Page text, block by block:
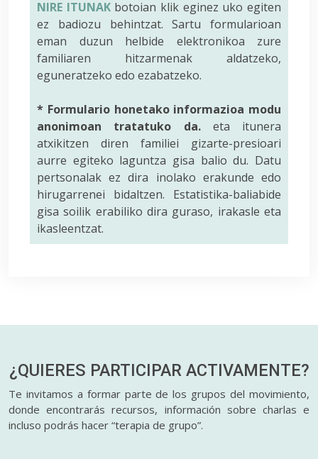
NIRE ITUNAKbotoian klik eginez uko egiten
ez badiozu behintzat. Sartu formularioan
eman duzun helbide elektronikoa zure
familiaren hitzarmenak aldatzeko,
eguneratzeko edo ezabatzeko.
* Formulario honetako informazioa modu
anonimoan tratatuko da.eta itunera
atxikitzen diren familiei gizarte-presioari
aurre egiteko laguntza gisa balio du. Datu
pertsonalak ez dira inolako erakunde edo
hirugarrenei bidaltzen. Estatistika-baliabide
gisa soilik erabiliko dira guraso, irakasle eta
ikasleentzat.
¿QUIERES PARTICIPAR ACTIVAMENTE?
Te invitamos a formar parte de los grupos del movimiento,
donde encontrarás recursos, información sobre charlas e
incluso podrás hacer “terapia de grupo”.